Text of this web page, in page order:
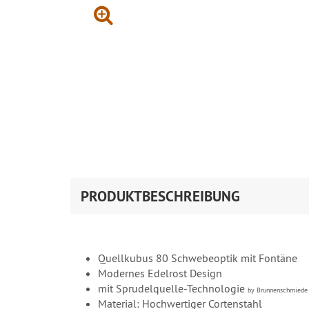
PRODUKTBESCHREIBUNG
Quellkubus 80 Schwebeoptik mit Fontäne
Modernes Edelrost Design
mit Sprudelquelle-Technologie by Brunnenschmiede
Material: Hochwertiger Cortenstahl